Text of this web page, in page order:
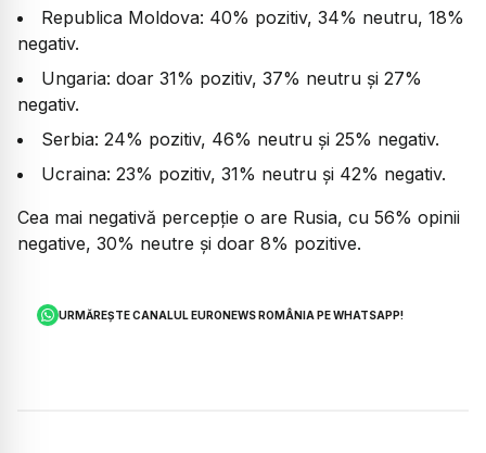
Republica Moldova: 40% pozitiv, 34% neutru, 18%
negativ.
Ungaria: doar 31% pozitiv, 37% neutru și 27%
negativ.
Serbia: 24% pozitiv, 46% neutru și 25% negativ.
Ucraina: 23% pozitiv, 31% neutru și 42% negativ.
Cea mai negativă percepție o are Rusia, cu 56% opinii
negative, 30% neutre și doar 8% pozitive.
URMĂREȘTE CANALUL EURONEWS ROMÂNIA PE WHATSAPP!